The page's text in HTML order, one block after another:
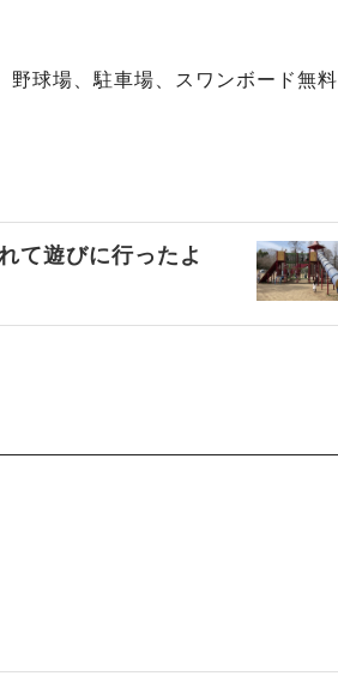
野球場、駐車場、スワンボード無
て遊びに行ったよ